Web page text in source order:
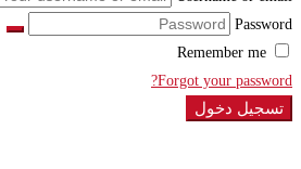
Password
Forgot your password?
تسجيل دخول